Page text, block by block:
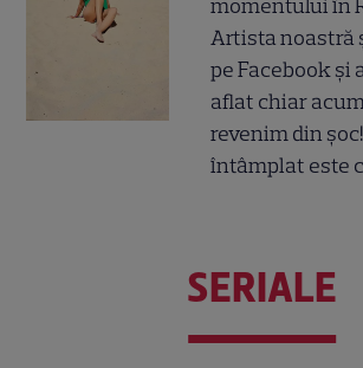
momentului în
Artista noastră
pe Facebook și
aflat chiar
revenim din
întâmplat este
SERIALE